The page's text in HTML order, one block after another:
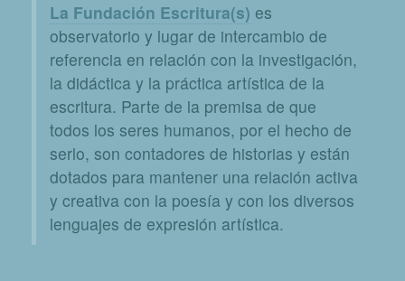
La Fundación Escritura(s) es
observatorio y lugar de intercambio de
referencia en relación con la investigación,
la didáctica y la práctica artística de la
escritura. Parte de la premisa de que
todos los seres humanos, por el hecho de
serlo, son contadores de historias y están
dotados para mantener una relación activa
y creativa con la poesía y con los diversos
lenguajes de expresión artística.